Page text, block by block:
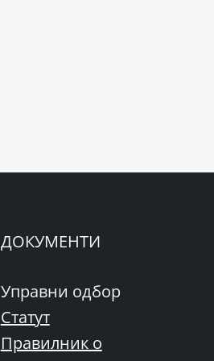
ДОКУМЕНТИ
Управни одбор
Статут
Правилник о